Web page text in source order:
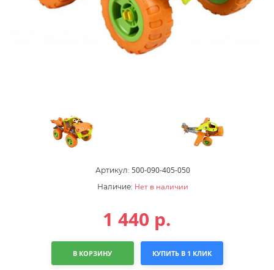
Артикул: 500-090-405-050
Наличие: Нет в наличии
1 440 р.
В КОРЗИНУ КУПИТЬ В 1 КЛИК